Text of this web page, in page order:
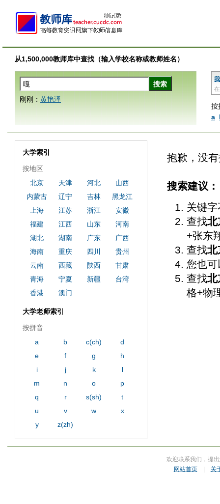
从1,500,000教师库中查找（输入学校名称或教师姓名）
按
a
刚刚： 黄艳泽
抱歉，没
搜索建议：
关键
查找北
+张东
查找北
您也
查找北
格+物
大学索引
按地区
北京
天津 河北
山西
内蒙古
辽宁 吉林
黑龙江
上海
江苏 浙江
安徽
福建
江西 山东
河南
湖北
湖南 广东
广西
海南
重庆 四川
贵州
云南
西藏 陕西
甘肃
青海
宁夏 新疆
台湾
香港
澳门
大学老师索引
按拼音
a
b c(ch)
d
e
f g
h
i
j k
l
m
n o
p
q
r s(sh)
t
u
v w
x
y
z(zh)
欢迎联系我们，提
网站首页| 关